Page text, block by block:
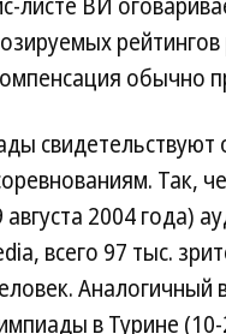
обычно
свидетельствуют
Так,
2004 года)
всего 97 тыс.
в Турине